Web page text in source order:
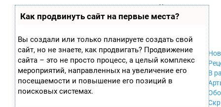
Как продвинуть сайт на первые места?
Вы создали или только планируете создать свой
сайт, но не знаете, как продвигать? Продвижение
сайта – это не просто процесс, а целый комплекс
мероприятий, направленных на увеличение его
посещаемости и повышение его позиций в
поисковых системах.
играх
П
ла
ф
ор
м
ы
Xbox 360
Xbox
GameCube
PS2
PS3
В